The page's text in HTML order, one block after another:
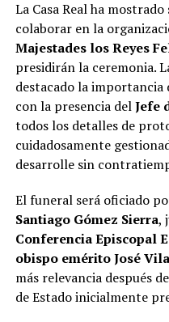
La Casa Real ha
colaborar en la
Majestades los Reyes
presidirán la ceremonia.
destacado la importancia
con la presencia delJefe
todos los detalles de
cuidadosamente
desarrolle sin
El funeral será oficiado
Santiago Gómez Sierra,
Conferencia Episcopal
obispo emérito José
más relevancia después
de Estado inicialmente